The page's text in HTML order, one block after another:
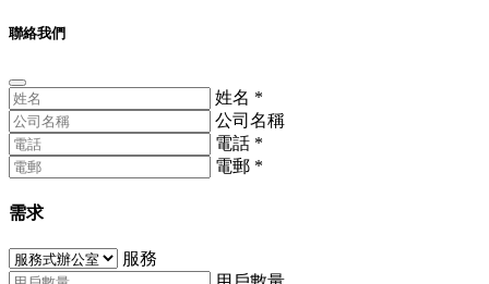
聯絡我們
姓名 *
公司名稱
電話 *
電郵 *
需求
服務